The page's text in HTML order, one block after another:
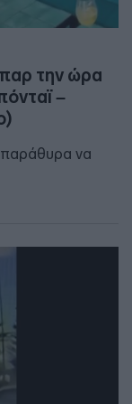
την ώρα
–
παράθυρα να